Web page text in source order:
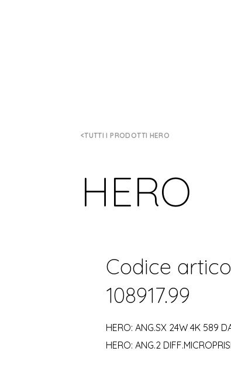
TUTTI I PRODOTTI HERO
HERO
Codice
108917.99
HERO: ANG.SX 24W 4K 589
HERO: ANG.2